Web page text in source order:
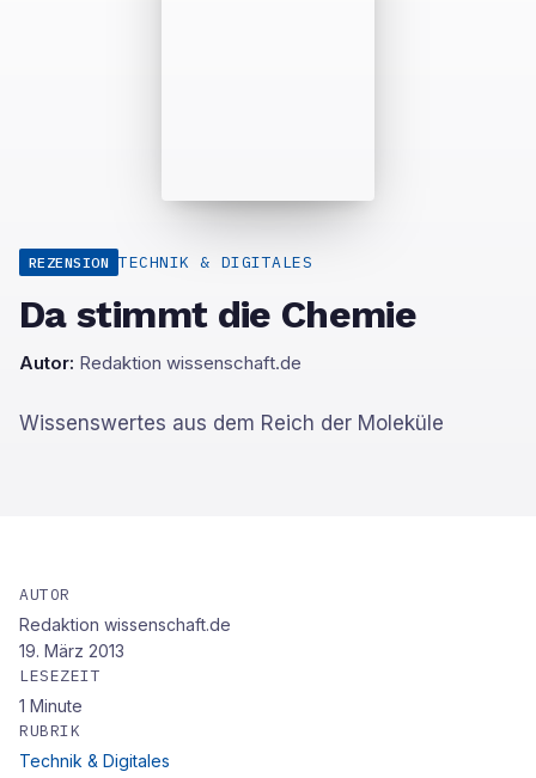
REZENSION TECHNIK & DIGITALES
Da stimmt die Chemie
Autor: Redaktion wissenschaft.de
Wissenswertes aus dem Reich der Moleküle
AUTOR
Redaktion wissenschaft.de
19. März 2013
LESEZEIT
1 Minute
RUBRIK
Technik & Digitales